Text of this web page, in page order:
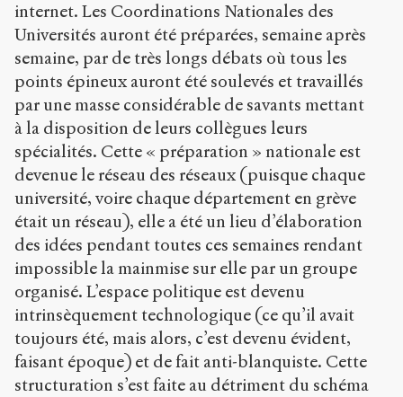
internet. Les Coordinations Nationales des
Universités auront été préparées, semaine après
semaine, par de très longs débats où tous les
points épineux auront été soulevés et travaillés
par une masse considérable de savants mettant
à la disposition de leurs collègues leurs
spécialités. Cette « préparation » nationale est
devenue le réseau des réseaux (puisque chaque
université, voire chaque département en grève
était un réseau), elle a été un lieu d’élaboration
des idées pendant toutes ces semaines rendant
impossible la mainmise sur elle par un groupe
organisé. L’espace politique est devenu
intrinsèquement technologique (ce qu’il avait
toujours été, mais alors, c’est devenu évident,
faisant époque) et de fait anti-blanquiste. Cette
structuration s’est faite au détriment du schéma